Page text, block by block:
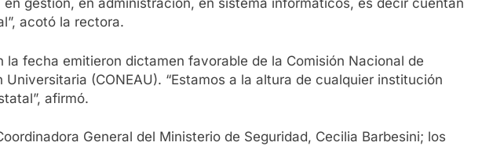
en gestión, en administración, en sistema informáticos, es decir cuentan
acotó la rectora.
la fecha emitieron dictamen favorable de la Comisión Nacional de
(CONEAU). “Estamos a la altura de cualquier institución
afirmó.
General del Ministerio de Seguridad, Cecilia Barbesini; los